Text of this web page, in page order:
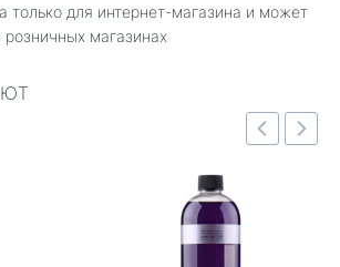
только для интернет-магазина и может
розничных магазинах
Быстрый просмотр